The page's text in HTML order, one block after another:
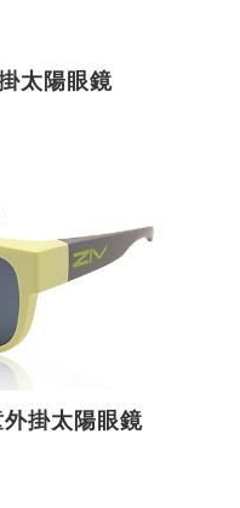
太陽眼鏡
掛太陽眼鏡